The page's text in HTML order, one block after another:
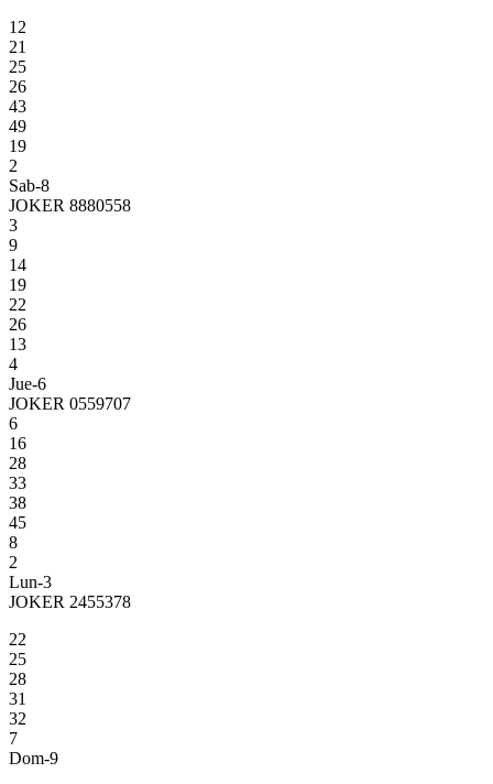
12
21
25
26
43
49
19
2
Sab-8
JOKER 8880558
3
9
14
19
22
26
13
4
Jue-6
JOKER 0559707
6
16
28
33
38
45
8
2
Lun-3
JOKER 2455378
22
25
28
31
32
7
Dom-9